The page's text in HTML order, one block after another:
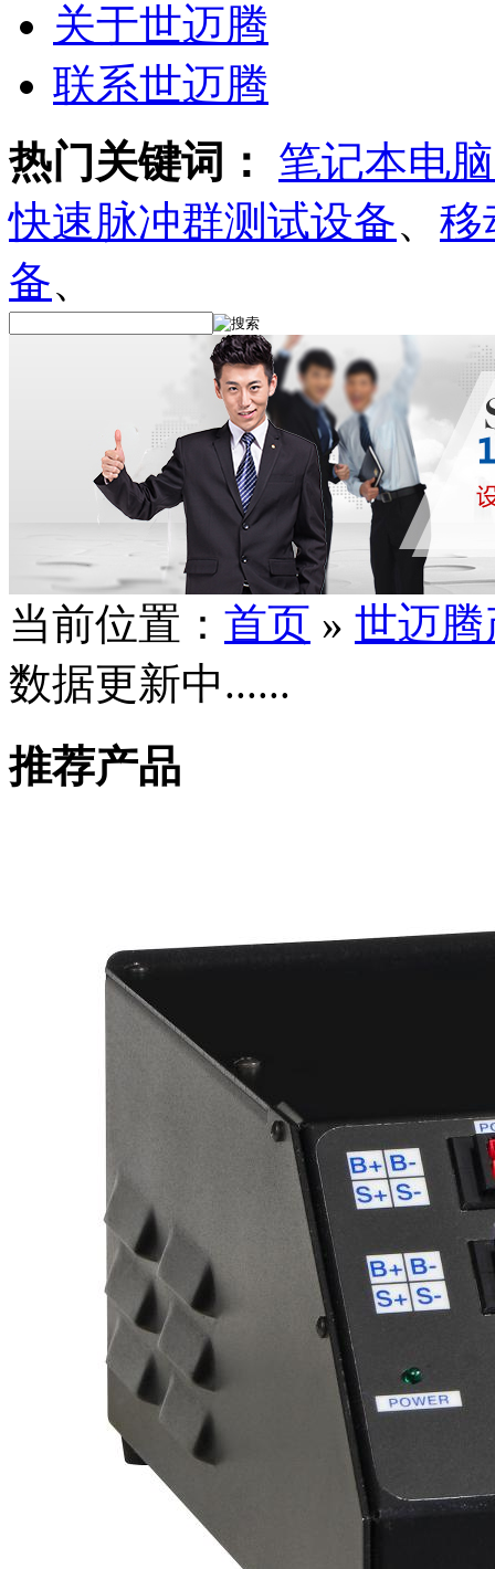
关于世迈腾
联系世迈腾
热门关键词：
笔记本电
快速脉冲群测试设备、 移
备、
当前位置： 首页 » 世迈
数据更新中......
推荐产品